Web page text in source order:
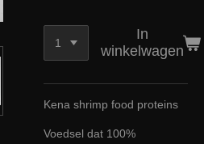
In
winkelwagen
Kena shrimp food proteins
Voedsel dat 100%